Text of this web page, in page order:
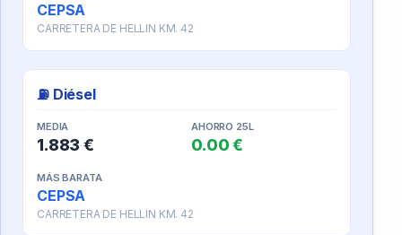
CEPSA
CARRETERA DE HELLIN KM. 42
⛽ Diésel
MEDIA
1.883 €
AHORRO 25L
0.00 €
MÁS BARATA
CEPSA
CARRETERA DE HELLIN KM. 42